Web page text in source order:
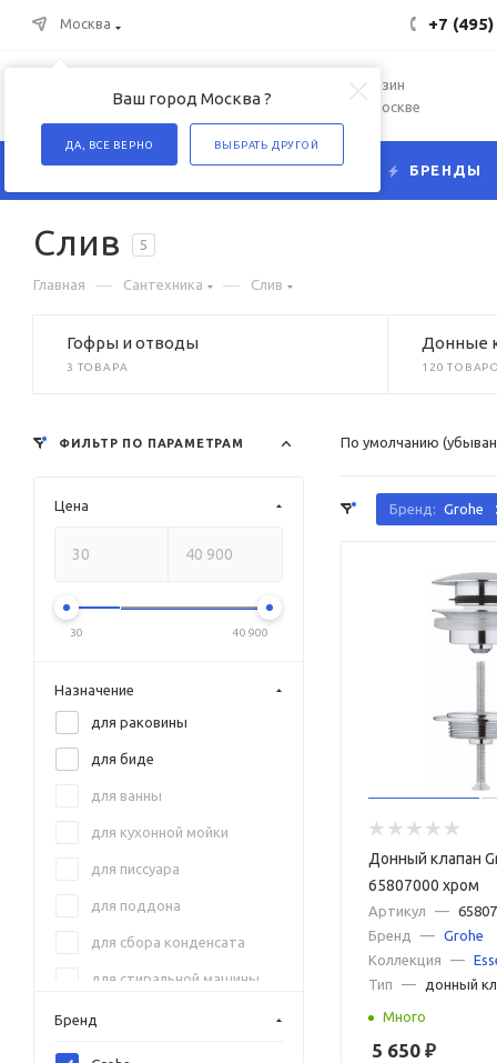
Москва
Ваш город Москва ?
ДА, ВСЕ ВЕРНО ВЫБРАТЬ ДРУГОЙ
+7
Интернет-магазин
сантехники в Москве
КАТАЛОГ БРЕНДЫ
Слив 5
Главная — Сантехника — Слив
Гофры и отводы
3 ТОВАРА
Донные
120
По умолчанию
Бренд: Grohe
Донный клапан
65807000 хром
Артикул —
Бренд
— Grohe
Коллекция
—
Тип
— донный
Много
5 650 ₽
ФИЛЬТР ПО ПАРАМЕТРАМ
Цена
30 40 900
Назначение
для раковины
для биде
для ванны
для кухонной мойки
для писсуара
для поддона
для сбора конденсата
для стиральной машины
Бренд